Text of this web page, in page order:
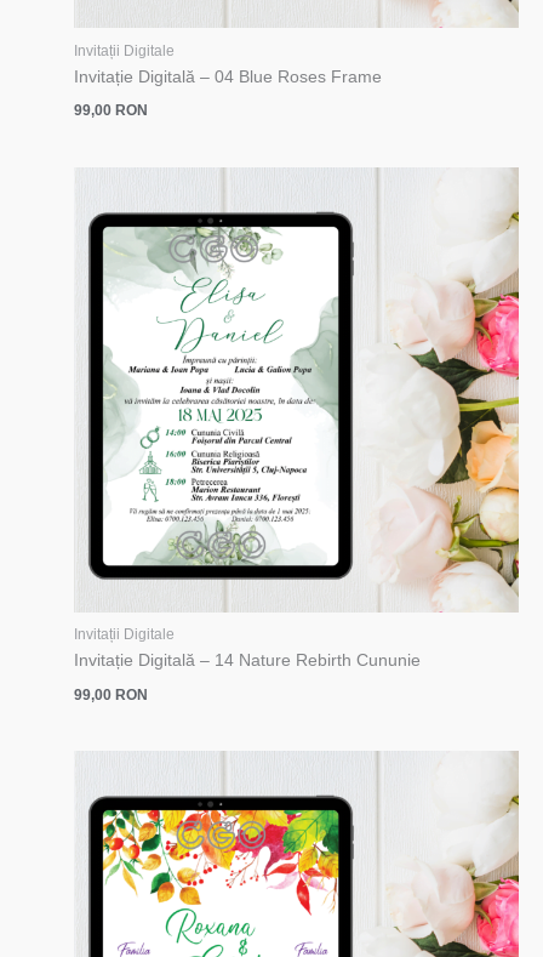
Invitații Digitale
Invitație Digitală – 04 Blue Roses Frame
99,00 RON
Invitații Digitale
Invitație Digitală – 14 Nature Rebirth Cununie
99,00 RON